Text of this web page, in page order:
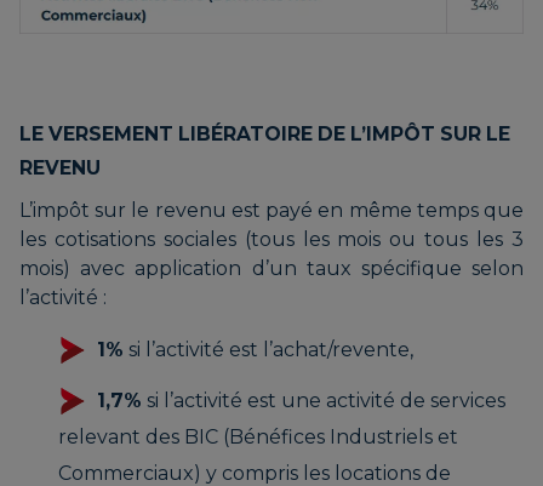
LE VERSEMENT LIBÉRATOIRE DE L’IMPÔT SUR LE
REVENU
L’impôt sur le revenu est payé en même temps que
les cotisations sociales (tous les mois ou tous les 3
mois) avec application d’un taux spécifique selon
l’activité :
1% si l’activité est l’achat/revente,
1,7% si l’activité est une activité de services
relevant des BIC (Bénéfices Industriels et
Commerciaux) y compris les locations de